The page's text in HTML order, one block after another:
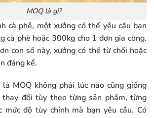
MOQ là gì?
cà phê, một xưởng có thể yêu cầu bạn
cà phê hoặc 300kg cho 1 đơn gia công.
con số này, xưởng có thể từ chối hoặc
đáng kể.
MOQ không phải lúc nào cũng giống
thay đổi tùy theo từng sản phẩm, từng
mức độ tùy chỉnh mà bạn yêu cầu. Có